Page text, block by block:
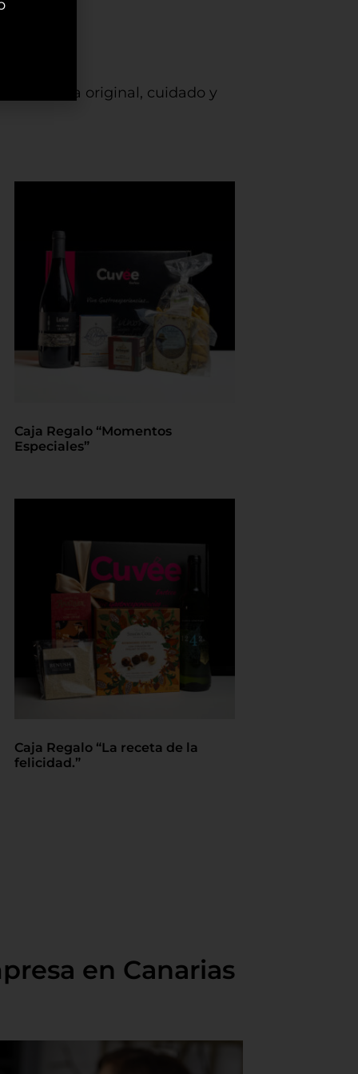
empresa original, cuidado y
Caja Regalo “Momentos
Especiales”
Caja Regalo “La receta de la
felicidad.”
en Canarias